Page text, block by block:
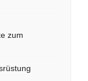
zum